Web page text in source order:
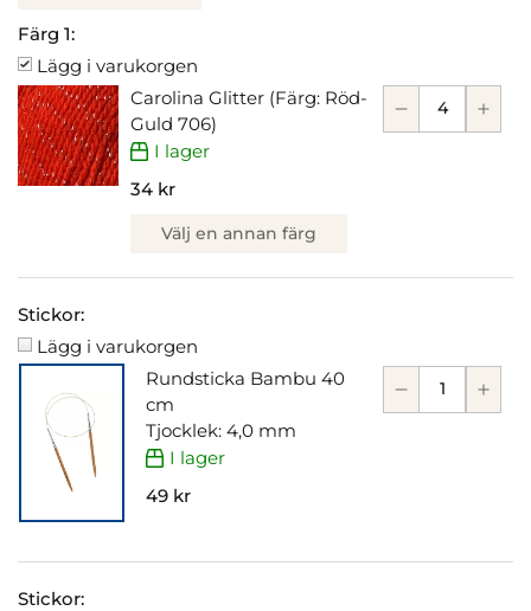
Färg 1:
Lägg i varukorgen
Carolina Glitter (Färg: Röd-
Guld 706)
I lager
34 kr
Välj en annan färg
Stickor:
Lägg i varukorgen
Rundsticka Bambu 40
cm
Tjocklek: 4,0 mm
I lager
49 kr
Stickor: